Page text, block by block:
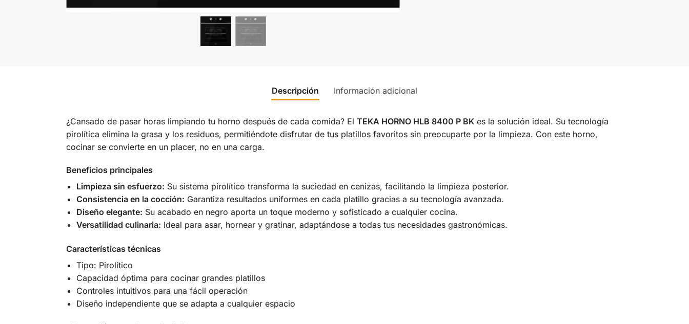
Descripción Información adicional
¿Cansado de pasar horas limpiando tu horno después de cada comida? El TEKA HORNO HLB 8400 P BKes la solución ideal. Su tecnología
pirolítica elimina la grasa y los residuos, permitiéndote disfrutar de tus platillos favoritos sin preocuparte por la limpieza. Con este horno,
cocinar se convierte en un placer, no en una carga.
Beneficios principales
Limpieza sin esfuerzo: Su sistema pirolítico transforma la suciedad en cenizas, facilitando la limpieza posterior.
Consistencia en la cocción: Garantiza resultados uniformes en cada platillo gracias a su tecnología avanzada.
Diseño elegante: Su acabado en negro aporta un toque moderno y sofisticado a cualquier cocina.
Versatilidad culinaria: Ideal para asar, hornear y gratinar, adaptándose a todas tus necesidades gastronómicas.
Características técnicas
Tipo: Pirolítico
Capacidad óptima para cocinar grandes platillos
Controles intuitivos para una fácil operación
Diseño independiente que se adapta a cualquier espacio